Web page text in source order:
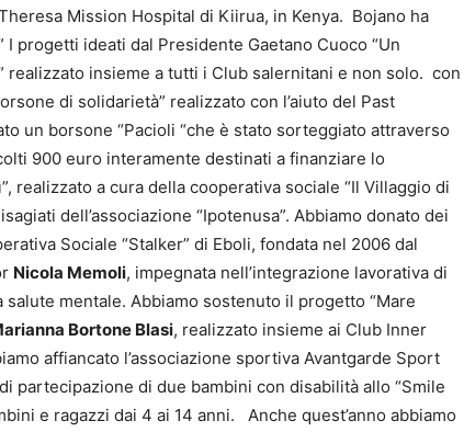
Mission Hospital di Kiirua, in Kenya. Bojano ha
progetti ideati dal Presidente Gaetano Cuoco “Un
realizzato insieme a tutti i Club salernitani e non solo. con
di solidarietà” realizzato con l’aiuto del Past
un borsone “Pacioli “che è stato sorteggiato attraverso
900 euro interamente destinati a finanziare lo
realizzato a cura della cooperativa sociale “Il Villaggio di
dell’associazione “Ipotenusa”. Abbiamo donato dei
Sociale “Stalker” di Eboli, fondata nel 2006 dal
Nicola Memoli, impegnata nell’integrazione lavorativa di
salute mentale. Abbiamo sostenuto il progetto “Mare
Bortone Blasi, realizzato insieme ai Club Inner
affiancato l’associazione sportiva Avantgarde Sport
partecipazione di due bambini con disabilità allo “Smile
e ragazzi dai 4 ai 14 anni. Anche quest’anno abbiamo